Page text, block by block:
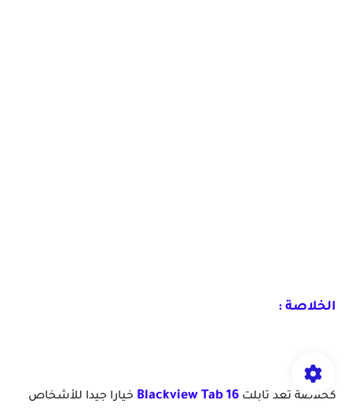
الخلاصة :
كخلاصة تعد تابلت Blackview Tab 16 خيارا جيدا للأشخاص